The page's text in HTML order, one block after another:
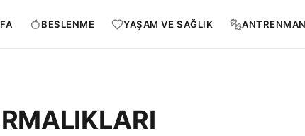
BESLENME YAŞAM VE SAĞLIK ANTRENMAN